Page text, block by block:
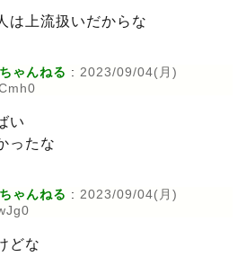
は上流扱いだからな
ゃんねる : 2023/09/04(月)
い
ったな
ゃんねる : 2023/09/04(月)
どな